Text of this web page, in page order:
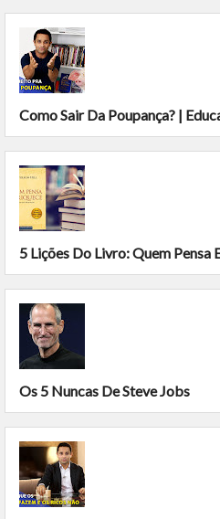
Como Sair Da Poupança? |
5 Lições Do Livro: Quem
Os 5 Nuncas De Steve Jobs